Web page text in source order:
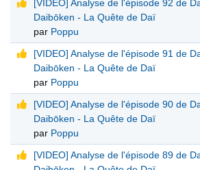
[VIDEO] Analyse de l'épisode 92 de
Daibōken - La Quête de Daï
par Poppu
[VIDEO] Analyse de l'épisode 91 de
Daibōken - La Quête de Daï
par Poppu
[VIDEO] Analyse de l'épisode 90 de
Daibōken - La Quête de Daï
par Poppu
[VIDEO] Analyse de l'épisode 89 de